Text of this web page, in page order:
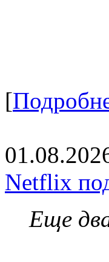
[
Netflix
Еще